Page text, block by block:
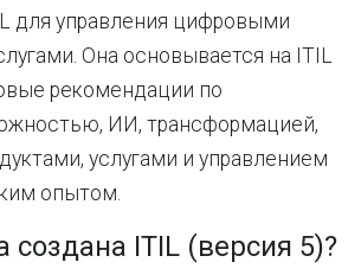
для управления цифровыми
Она основывается на ITIL
рекомендации по
ИИ, трансформацией,
услугами и управлением
опытом.
ITIL (версия 5)?